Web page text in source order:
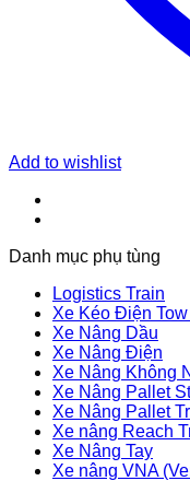
Add to wishlist
Danh mục phụ tùng
Logistics Train
Xe Kéo Điện
Xe Nâng Dầu
Xe Nâng Điện
Xe Nâng Không
Xe Nâng Pallet
Xe Nâng Pallet
Xe nâng Reach
Xe Nâng Tay
Xe nâng VNA